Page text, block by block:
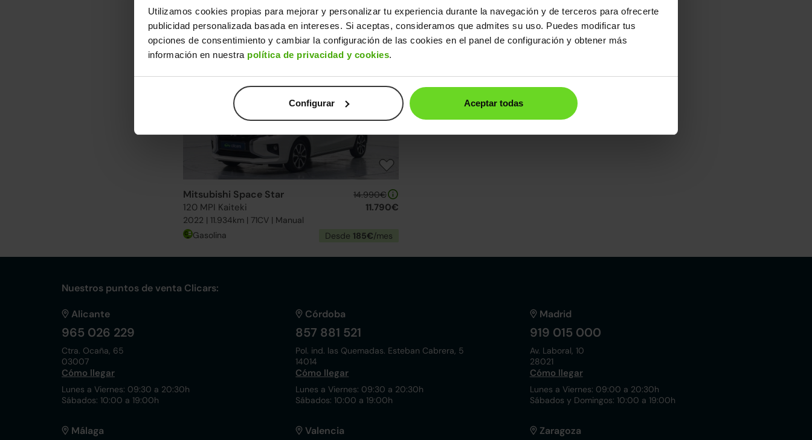
Utilizamos cookies propias para mejorar y personalizar tu experiencia durante la navegación y de terceros para ofrecerte
publicidad personalizada basada en intereses. Si aceptas, consideramos que admites su uso. Puedes modificar tus
opciones de consentimiento y cambiar la configuración de las cookies en el panel de configuración y obtener más
información en nuestra política de privacidad y cookies.
Configurar Aceptar todas
120 MPI Kaiteki
2023 | 69.257km | 71CV | Manual
10.290€
Gasolina Desde161€/mes
120 MPI Kaiteki
2022 | 54.530km | 71CV | Manual
10.890€
Gasolina Desde171€/mes
3 días
Mitsubishi Space Star
120 MPI Kaiteki
2022 | 11.934km | 71CV | Manual
14.990€
11.790€
Gasolina Desde 185€/mes
Nuestros puntos de venta Clicars:
Alicante
965 026 229
Ctra. Ocaña, 65
03007
Cómo llegar
Lunes a Viernes: 09:30 a 20:30h
Sábados: 10:00 a 19:00h
Córdoba
857 881 521
Pol. ind. las Quemadas. Esteban Cabrera, 5
14014
Cómo llegar
Lunes a Viernes: 09:30 a 20:30h
Sábados: 10:00 a 19:00h
Madrid
919 015 000
Av. Laboral, 10
28021
Cómo llegar
Lunes a Viernes: 09:00 a 20:30h
Sábados y Domingos: 10:00 a 19:00h
Málaga Valencia Zaragoza